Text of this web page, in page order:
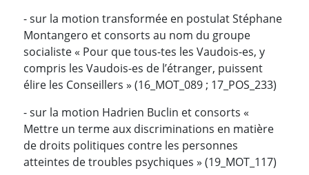
- sur la motion transformée en postulat Stéphane
Montangero et consorts au nom du groupe
socialiste « Pour que tous-tes les Vaudois-es, y
compris les Vaudois-es de l’étranger, puissent
élire les Conseillers » (16_MOT_089 ; 17_POS_233)
- sur la motion Hadrien Buclin et consorts «
Mettre un terme aux discriminations en matière
de droits politiques contre les personnes
atteintes de troubles psychiques » (19_MOT_117)